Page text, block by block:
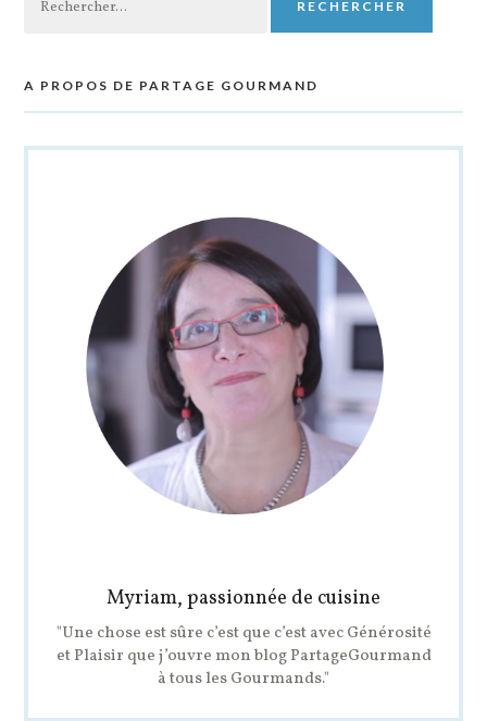
A PROPOS DE PARTAGE GOURMAND
Myriam, passionnée de cuisine
"Une chose est sûre c’est que c’est avec Générosité
et Plaisir que j’ouvre mon blog PartageGourmand
à tous les Gourmands."